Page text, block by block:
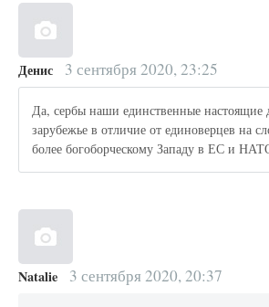
Денис 3 сентября 2020, 23:25
Да, сербы наши единственные настоящие
зарубежье в отличие от единоверцев на
более богоборческому Западу в ЕС и
Natalie 3 сентября 2020, 20:37